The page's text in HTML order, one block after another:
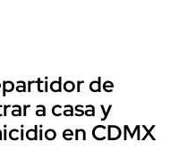
de
a casa y
en CDMX